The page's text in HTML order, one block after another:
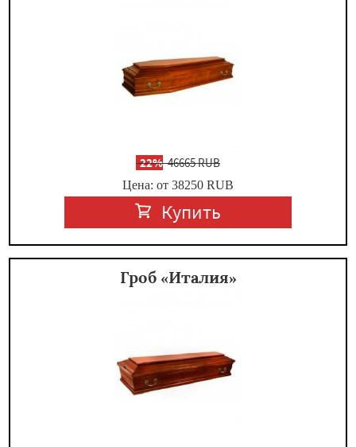
-22%46665 RUB
Цена: от 38250 RUB
Купить
Гроб «Италия»